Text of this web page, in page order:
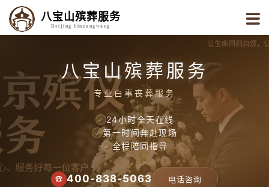
八宝山殡葬服务
Beijing binzangwang
八宝山殡葬服务
专业白事丧葬服务
✓ 24小时全天在线
✓ 第一时间奔赴现场
✓ 全程陪同指导
☎ 400-838-5063 电话咨询